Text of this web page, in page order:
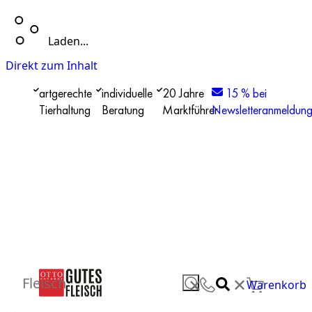
Laden...
Direkt zum Inhalt
artgerechte
Tierhaltung
individuelle
Beratung
20 Jahre
Marktführer
15 % bei
Newsletteranmeldung
✕ ✕Warenkorb
Fleisch